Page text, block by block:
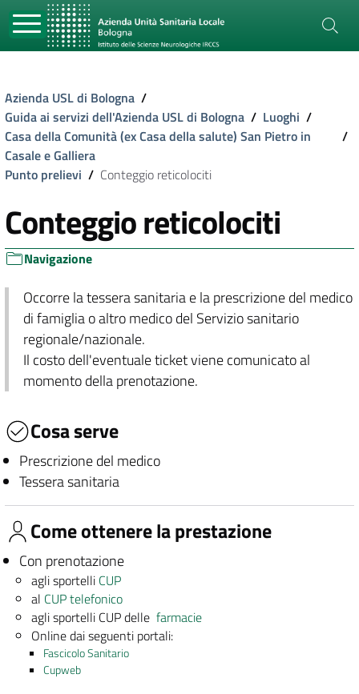
Azienda USL di Bologna /
Guida ai servizi dell'Azienda USL di Bologna / Luoghi /
Casa della Comunità (ex Casa della salute) San Pietro in
Casale e Galliera
/
Punto prelievi / Conteggio reticolociti
Conteggio reticolociti
Navigazione
Occorre la tessera sanitaria e la prescrizione del medico
di famiglia o altro medico del Servizio sanitario
regionale/nazionale.
Il costo dell'eventuale ticket viene comunicato al
momento della prenotazione.
Cosa serve
Prescrizione del medico
Tessera sanitaria
Come ottenere la prestazione
Con prenotazione
agli sportelli CUP
al CUP telefonico
agli sportelli CUP dellefarmacie
Online dai seguenti portali:
Fascicolo Sanitario
Cupweb